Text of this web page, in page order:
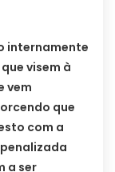
internamente
visem à
vem
que
com a
a ser